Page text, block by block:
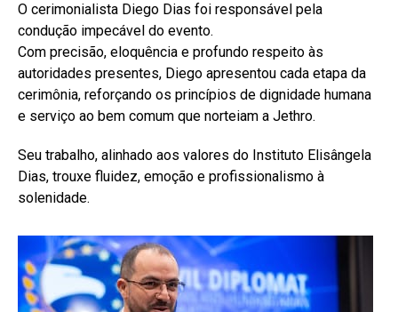
O cerimonialista Diego Dias foi responsável pela
condução impecável do evento.
Com precisão, eloquência e profundo respeito às
autoridades presentes, Diego apresentou cada etapa da
cerimônia, reforçando os princípios de dignidade humana
e serviço ao bem comum que norteiam a Jethro.
Seu trabalho, alinhado aos valores do Instituto Elisângela
Dias, trouxe fluidez, emoção e profissionalismo à
solenidade.
Whatsapp
Email